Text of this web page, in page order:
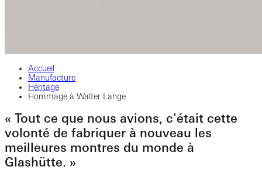
Accueil
Manufacture
Héritage
Hommage à Walter Lange
« Tout ce que nous avions, c'était cette
volonté de fabriquer à nouveau les
meilleures montres du monde à
Glashütte. »